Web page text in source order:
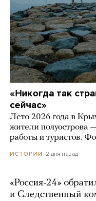
«Никогда так
сейчас»
Лето 2026 года в
жители полуострова
работы и туристов.
ИСТОРИИ 2 дня назад
«Россия-24»
и Следственный